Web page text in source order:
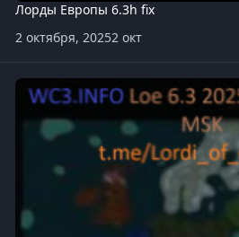
Лорды Европы 6.3h fix
2 октября, 20252 окт